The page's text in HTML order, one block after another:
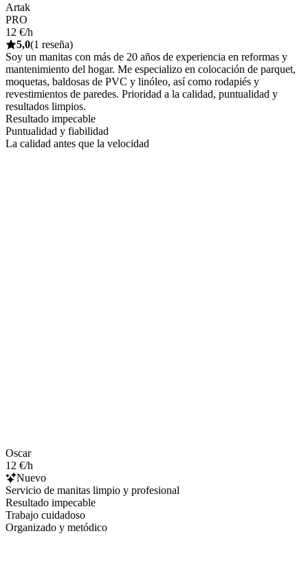
Artak
PRO
12 €/h
5,0(1 reseña)
Soy un manitas con más de 20 años de experiencia en reformas y
mantenimiento del hogar. Me especializo en colocación de parquet,
moquetas, baldosas de PVC y linóleo, así como rodapiés y
revestimientos de paredes. Prioridad a la calidad, puntualidad y
resultados limpios.
Resultado impecable
Puntualidad y fiabilidad
La calidad antes que la velocidad
Oscar
12 €/h
Nuevo
Servicio de manitas limpio y profesional
Resultado impecable
Trabajo cuidadoso
Organizado y metódico